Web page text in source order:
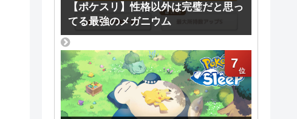
【ポケスリ】性格以外は完璧だと思っ
てる最強のメガニウム
7